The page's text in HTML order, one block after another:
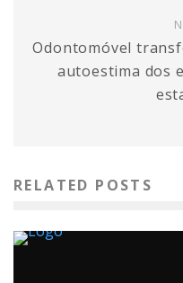
Odontomóvel
autoestima dos
RELATED POSTS